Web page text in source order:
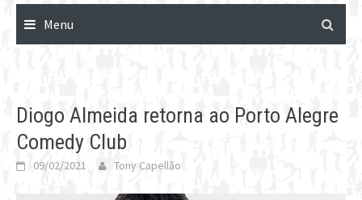
Menu
Diogo Almeida retorna ao Porto Alegre
Comedy Club
09/02/2021 Tony Capellão